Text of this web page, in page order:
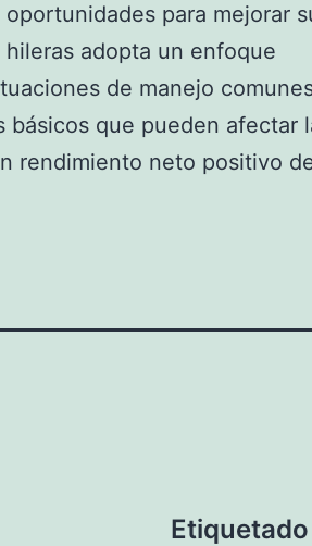
para mejorar
adopta un enfoque
de manejo
que pueden afectar
rendimiento neto positivo